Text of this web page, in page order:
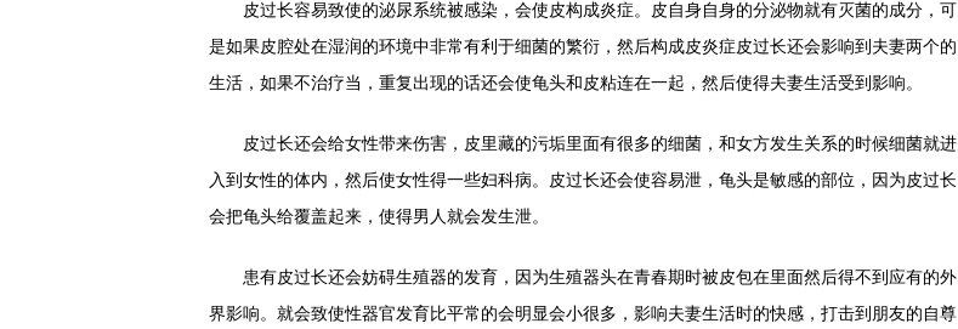
皮过长容易致使的泌尿系统被感染，会使皮构成炎症。皮自身自身的分泌物就有灭菌的成分，可
是如果皮腔处在湿润的环境中非常有利于细菌的繁衍，然后构成皮炎症皮过长还会影响到夫妻两个的
生活，如果不治疗当，重复出现的话还会使龟头和皮粘连在一起，然后使得夫妻生活受到影响。
皮过长还会给女性带来伤害，皮里藏的污垢里面有很多的细菌，和女方发生关系的时候细菌就进
入到女性的体内，然后使女性得一些妇科病。皮过长还会使容易泄，龟头是敏感的部位，因为皮过长
会把龟头给覆盖起来，使得男人就会发生泄。
患有皮过长还会妨碍生殖器的发育，因为生殖器头在青春期时被皮包在里面然后得不到应有的外
界影响。就会致使性器官发育比平常的会明显会小很多，影响夫妻生活时的快感，打击到朋友的自尊